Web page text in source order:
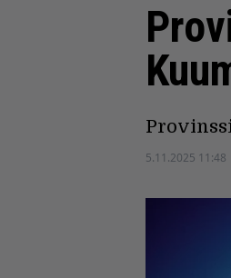
5.11.2025 11:48